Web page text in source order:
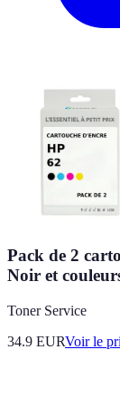
Pack de 2
Noir et
Toner Service
34.9 EURVoir le